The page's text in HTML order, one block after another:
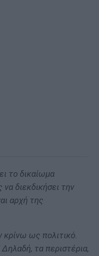
το δικαίωμα
διεκδικήσει την
αρχή της
κρίνω ως πολιτικό.
τα περιστέρια,